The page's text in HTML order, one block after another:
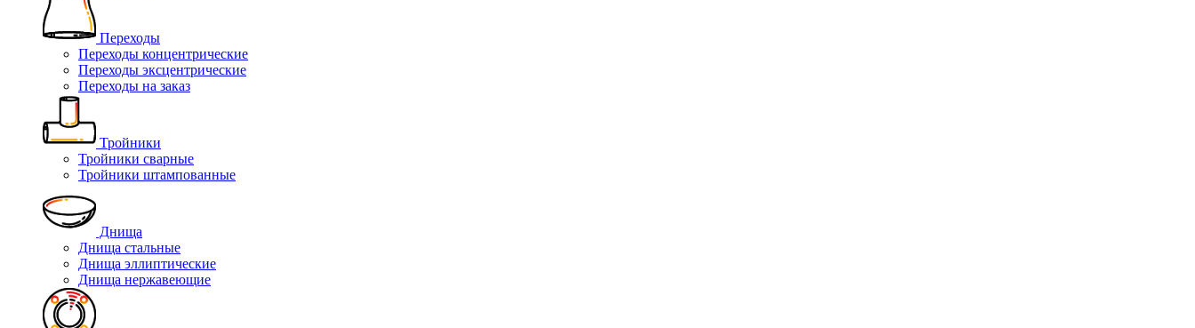
Переходы
Переходы концентрические
Переходы эксцентрические
Переходы на заказ
Тройники
Тройники сварные
Тройники штампованные
Днища
Днища стальные
Днища эллиптические
Днища нержавеющие